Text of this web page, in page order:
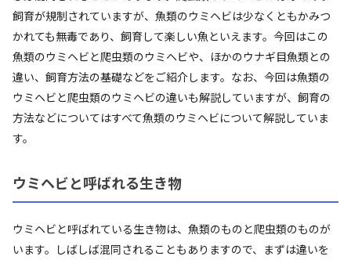
飼育が規制されていますが、魚類のウミヘビは少なくともかみつ
かれても無毒であり、飼育して楽しい魚といえます。今回はこの
魚類のウミヘビと爬虫類のウミヘビや、ほかのウナギ目魚類との
違い、飼育方法の基礎などをご紹介します。なお、今回は魚類の
ウミヘビと爬虫類のウミヘビの違いも解説していますが、飼育の
方法などについてはすべて魚類のウミヘビについて解説していま
す。
ウミヘビと呼ばれる生き物
ウミヘビと呼ばれている生き物は、魚類のものと爬虫類のものが
います。しばしば混同されることもありますので、まずは違いを